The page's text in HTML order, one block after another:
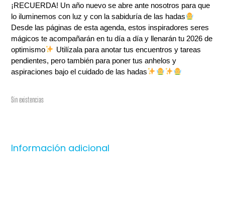
¡RECUERDA! Un año nuevo se abre ante nosotros para que
lo iluminemos con luz y con la sabiduría de las hadas
Desde las páginas de esta agenda, estos inspiradores seres
mágicos te acompañarán en tu día a día y llenarán tu 2026 de
optimismo
Utilízala para anotar tus encuentros y tareas
pendientes, pero también para poner tus anhelos y
aspiraciones bajo el cuidado de las hadas
Sin existencias
Información adicional